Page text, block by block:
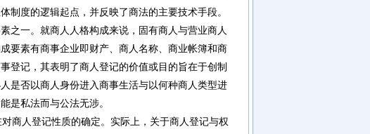
制度的逻辑起点，并反映了商法的主要技术手段。
之一。就商人人格构成来说，固有商人与营业商人
要素有商事企业即财产、商人名称、商业帐簿和商
登记，其表明了商人登记的价值或目的旨在于创制
是否以商人身份进入商事生活与以何种商人类型进
是私法而与公法无涉。
商人登记性质的确定。实际上，关于商人登记与权